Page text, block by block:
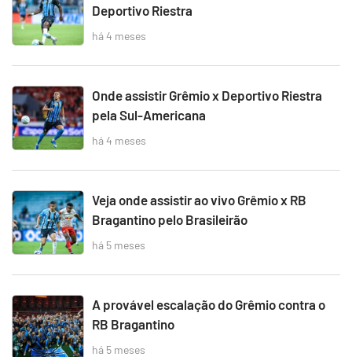
Deportivo Riestra
há 4 meses
Onde assistir Grêmio x Deportivo Riestra
pela Sul-Americana
há 4 meses
Veja onde assistir ao vivo Grêmio x RB
Bragantino pelo Brasileirão
há 5 meses
A provável escalação do Grêmio contra o
RB Bragantino
há 5 meses